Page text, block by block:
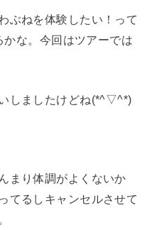
ぶねを体験したい！って
な。今回はツアーでは
しましたけどね(*^▽^*)
まり体調がよくないか
てるしキャンセルさせて